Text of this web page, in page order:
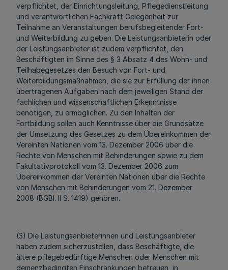
verpflichtet, der Einrichtungsleitung, Pflegedienstleitung
und verantwortlichen Fachkraft Gelegenheit zur
Teilnahme an Veranstaltungen berufsbegleitender Fort-
und Weiterbildung zu geben. Die Leistungsanbieterin oder
der Leistungsanbieter ist zudem verpflichtet, den
Beschäftigten im Sinne des § 3 Absatz 4 des Wohn- und
Teilhabegesetzes den Besuch von Fort- und
Weiterbildungsmaßnahmen, die sie zur Erfüllung der ihnen
übertragenen Aufgaben nach dem jeweiligen Stand der
fachlichen und wissenschaftlichen Erkenntnisse
benötigen, zu ermöglichen. Zu den Inhalten der
Fortbildung sollen auch Kenntnisse über die Grundsätze
der Umsetzung des Gesetzes zu dem Übereinkommen der
Vereinten Nationen vom 13. Dezember 2006 über die
Rechte von Menschen mit Behinderungen sowie zu dem
Fakultativprotokoll vom 13. Dezember 2006 zum
Übereinkommen der Vereinten Nationen über die Rechte
von Menschen mit Behinderungen vom 21. Dezember
2008 (BGBl. II S. 1419) gehören.
(3) Die Leistungsanbieterinnen und Leistungsanbieter
haben zudem sicherzustellen, dass Beschäftigte, die
ältere pflegebedürftige Menschen oder Menschen mit
demenzbedingten Einschränkungen betreuen, in